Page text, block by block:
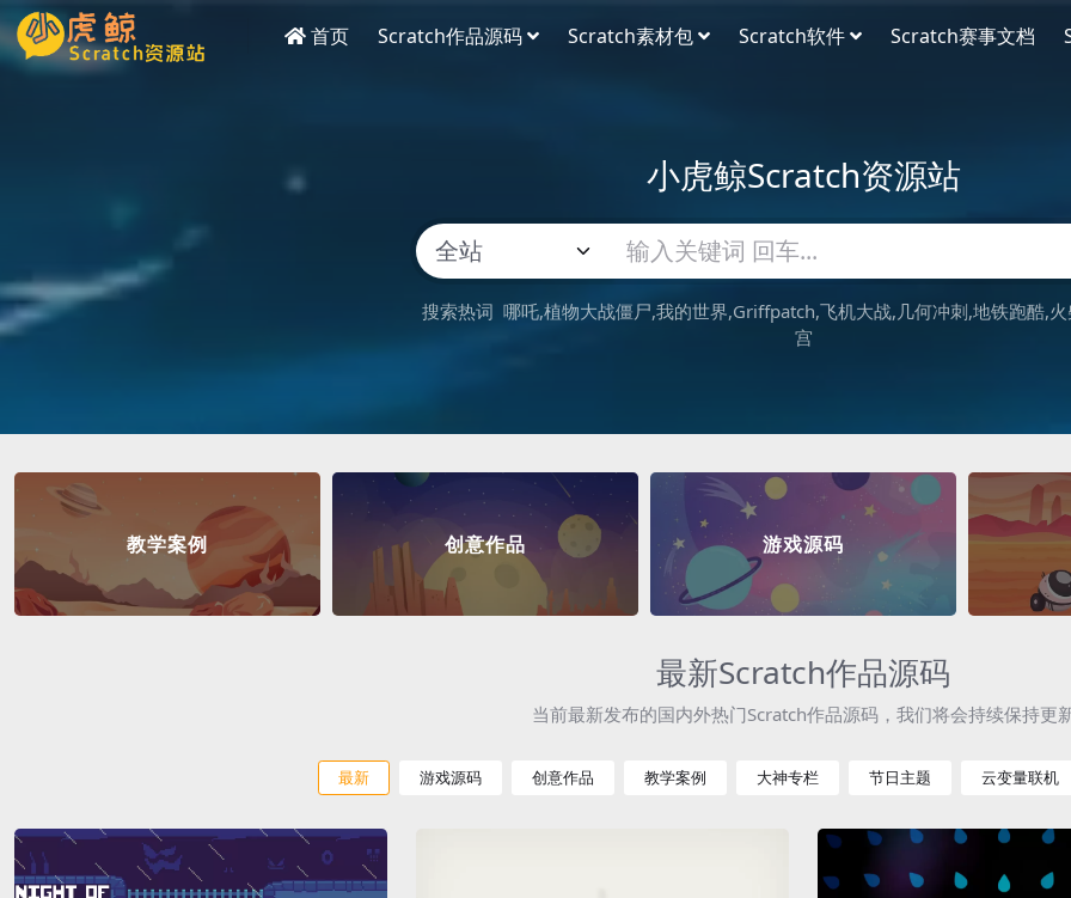
首页 Scratch作品源码 Scratch素材包 Scratch软件 Scratch赛事文档
小虎鲸Scratch资源站
搜索热词 哪吒 植物大战僵尸 我的世界 Griffpatch 飞机大战 几何冲刺 地铁跑酷
宫
教学案例 创意作品 游戏源码
最新Scratch作品源码
当前最新发布的国内外热门Scratch作品源码，我们将会持续保持更
最新 游戏源码 创意作品 教学案例 大神专栏 节日主题 云变量联机